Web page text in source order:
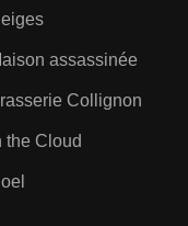
assassinée
Collignon
the Cloud